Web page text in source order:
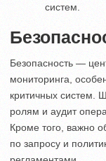
систем.
Безопасность —
мониторинга,
критичных систем.
ролям и аудит
Кроме того, важно
по запросу и